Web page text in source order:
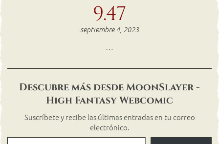
9.47
septiembre 4, 2023
…
Descubre más desde MoonSlayer -
High Fantasy Webcomic
Suscríbete y recibe las últimas entradas en tu correo
electrónico.